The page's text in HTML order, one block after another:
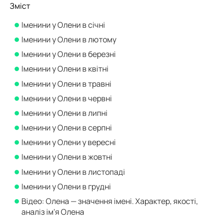
Зміст
Іменини у Олени в січні
Іменини у Олени в лютому
Іменини у Олени в березні
Іменини у Олени в квітні
Іменини у Олени в травні
Іменини у Олени в червні
Іменини у Олени в липні
Іменини у Олени в серпні
Іменини у Олени у вересні
Іменини у Олени в жовтні
Іменини у Олени в листопаді
Іменини у Олени в грудні
Відео: Олена — значення імені. Характер, якості,
аналіз ім'я Олена